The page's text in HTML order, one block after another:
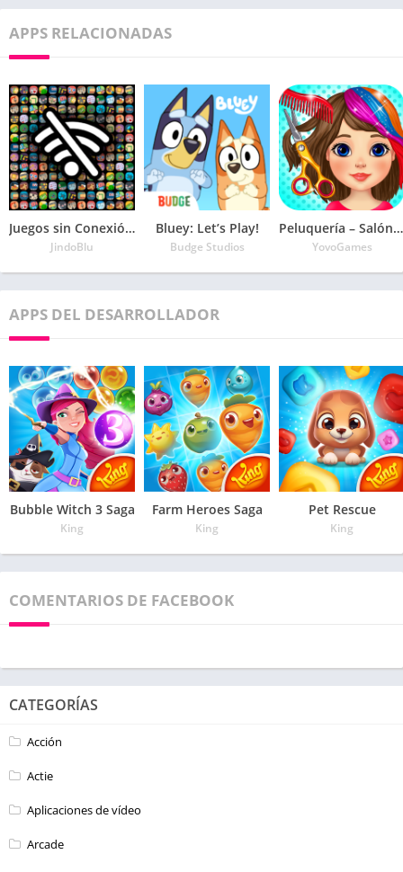
APPS RELACIONADAS
Juegos sin Conexión a Internet
JindoBlu
Bluey: Let’s Play!
Budge Studios
Peluquería – Salón de belleza
YovoGames
APPS DEL DESARROLLADOR
Bubble Witch 3 Saga
King
Farm Heroes Saga
King
Pet Rescue
King
COMENTARIOS DE FACEBOOK
CATEGORÍAS
Acción
Actie
Aplicaciones de vídeo
Arcade